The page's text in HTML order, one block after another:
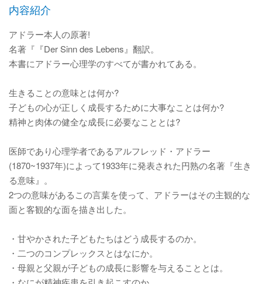
内容紹介
アドラー本人の原著!
名著『『Der Sinn des Lebens』翻訳。
本書にアドラー心理学のすべてが書かれてある。
生きることの意味とは何か?
子どもの心が正しく成長するために大事なことは何か?
精神と肉体の健全な成長に必要なこととは?
医師であり心理学者であるアルフレッド・アドラー
(1870~1937年)によって1933年に発表された円熟の名著『生き
る意味』。
2つの意味があるこの言葉を使って、アドラーはその主観的な
面と客観的な面を描き出した。
・甘やかされた子どもたちはどう成長するのか。
・二つのコンプレックスとはなにか。
・母親と父親が子どもの成長に影響を与えることとは。